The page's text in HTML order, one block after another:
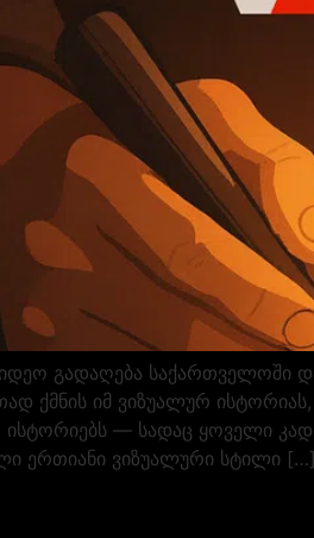
გადაღება საქართველოში
ქმნის იმ ვიზუალურ
ისტორიებს — სადაც ყოველი
ერთიანი ვიზუალური სტილი […]